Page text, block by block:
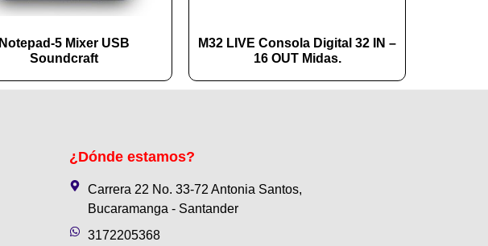
Notepad-5 Mixer USB
Soundcraft
M32 LIVE Consola Digital 32 IN –
16 OUT Midas.
¿Dónde estamos?
Carrera 22 No. 33-72 Antonia Santos,
Bucaramanga - Santander
3172205368